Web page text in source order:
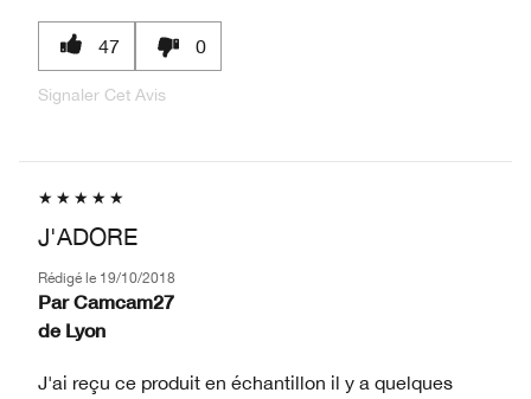
47 0
Signaler Cet Avis
J'ADORE
Rédigé le 19/10/2018
Par Camcam27
de Lyon
J'ai reçu ce produit en échantillon il y a quelques